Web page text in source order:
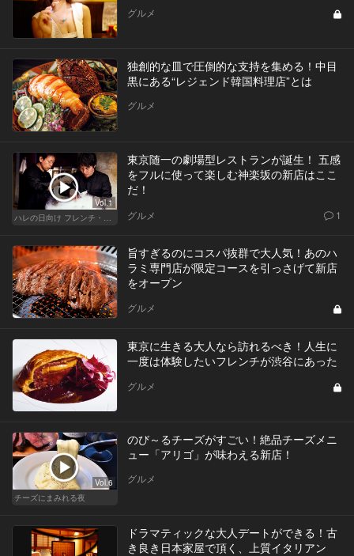
グルメ
独創的な皿で圧倒的な支持を集める！中目
黒にある“レジェンド韓国料理店”とは
グルメ
Vol.1
東京随一の劇場型レストランが誕生！ 五感
をフルに使って楽しむ神楽坂の新店はここ
だ！
グルメ 1
旨すぎるのにコスパ抜群で大人気！あのハ
ラミ専門店が限定コースを引っさげて新店
をオープン
グルメ
東京に生きる大人なら訪れるべき！人生に
一度は体験したいフレンチが渋谷にあった
グルメ
Vol.6
チーズにまみれる夜
のび～るチーズがすごい！絶品チーズメニ
ュー「アリゴ」が味わえる新店！
グルメ
ドラマティックな大人デートができる！古
き良き日本家屋で頂く、上質イタリアン